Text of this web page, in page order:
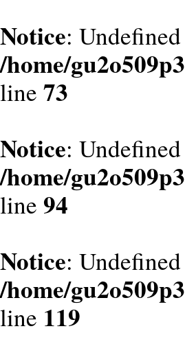
Notice:
/home/
line 73
Notice:
/home/
line 94
Notice:
/home/
line 119